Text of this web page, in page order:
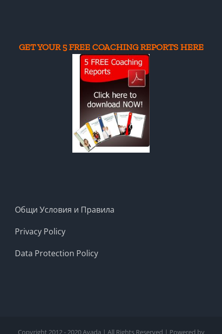
GET YOUR 5 FREE COACHING REPORTS HERE
Общи Условия и Правила
Privacy Policy
Data Protection Policy
Copyright 2012 - 2020 Avada | All Rights Reserved | Powered by